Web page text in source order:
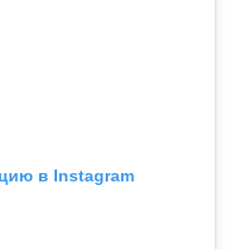
в Instagram